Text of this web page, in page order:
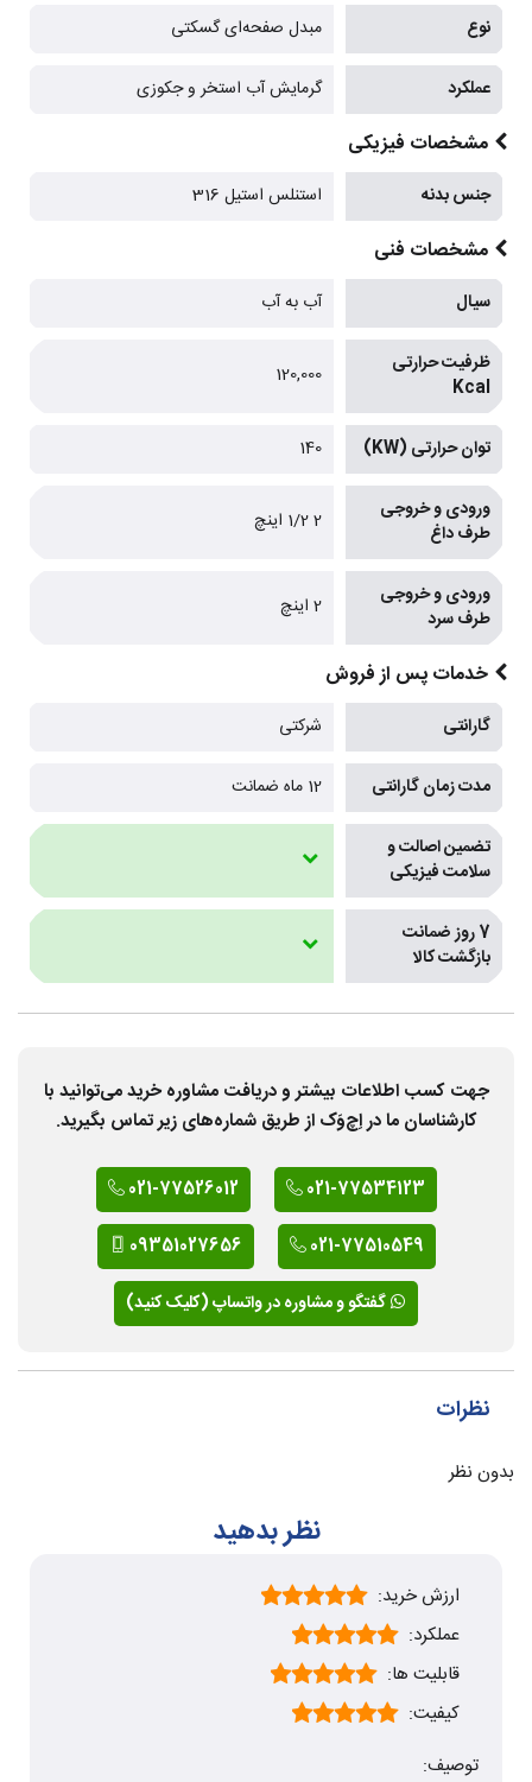
نوع مبدل صفحه‌ای گسکتی
عملکرد گرمایش آب‌ استخر و جکوزی
مشخصات فیزیکی
جنس بدنه استنلس استیل 316
مشخصات فنی
سیال آب به آب
ظرفیت حرارتی
Kcal
120,000
توان حرارتی (KW) 140
ورودی و خروجی
طرف داغ
2 1/2 اینچ
ورودی و خروجی
طرف سرد
2 اینچ
خدمات پس از فروش
گارانتی شرکتی
مدت زمان گارانتی 12 ماه ضمانت
تضمین اصالت و
سلامت فیزیکی
7 روز ضمانت
بازگشت کالا
جهت کسب اطلاعات بیشتر و دریافت مشاوره خرید می‌توانید با
کارشناسان ما در اِچ‌وَک از طریق شماره‌های زیر تماس بگیرید.
021-77534123
021-77526012
021-77510549
09351027656
گفتگو و مشاوره در واتساپ (کلیک کنید)
نظرات
بدون نظر
نظر بدهید
ارزش خرید:
عملکرد:
قابلیت ها:
کیفیت:
توصیف: